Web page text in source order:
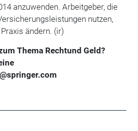
anzuwenden. Arbeitgeber, die
nutzen,
ändern. (ir)
Thema Rechtund Geld?